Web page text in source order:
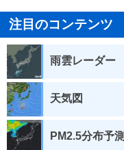
注目のコンテンツ
雨雲レーダー
天気図
PM2.5分布予測